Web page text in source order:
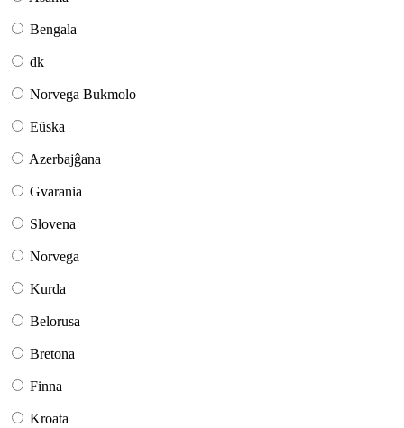
Bengala
dk
Norvega Bukmolo
Eŭska
Azerbajĝana
Gvarania
Slovena
Norvega
Kurda
Belorusa
Bretona
Finna
Kroata